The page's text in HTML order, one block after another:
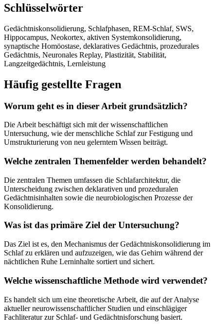
Schlüsselwörter
Gedächtniskonsolidierung, Schlafphasen, REM-Schlaf, SWS,
Hippocampus, Neokortex, aktiven Systemkonsolidierung,
synaptische Homöostase, deklaratives Gedächtnis, prozedurales
Gedächtnis, Neuronales Replay, Plastizität, Stabilität,
Langzeitgedächtnis, Lernleistung
Häufig gestellte Fragen
Worum geht es in dieser Arbeit grundsätzlich?
Die Arbeit beschäftigt sich mit der wissenschaftlichen
Untersuchung, wie der menschliche Schlaf zur Festigung und
Umstrukturierung von neu gelerntem Wissen beiträgt.
Welche zentralen Themenfelder werden behandelt?
Die zentralen Themen umfassen die Schlafarchitektur, die
Unterscheidung zwischen deklarativen und prozeduralen
Gedächtnisinhalten sowie die neurobiologischen Prozesse der
Konsolidierung.
Was ist das primäre Ziel der Untersuchung?
Das Ziel ist es, den Mechanismus der Gedächtniskonsolidierung im
Schlaf zu erklären und aufzuzeigen, wie das Gehirn während der
nächtlichen Ruhe Lerninhalte sortiert und sichert.
Welche wissenschaftliche Methode wird verwendet?
Es handelt sich um eine theoretische Arbeit, die auf der Analyse
aktueller neurowissenschaftlicher Studien und einschlägiger
Fachliteratur zur Schlaf- und Gedächtnisforschung basiert.